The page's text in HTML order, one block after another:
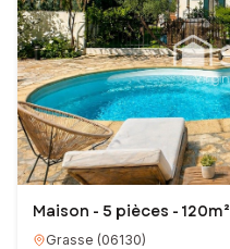
Maison - 5 pièces - 120m²
Grasse (06130)